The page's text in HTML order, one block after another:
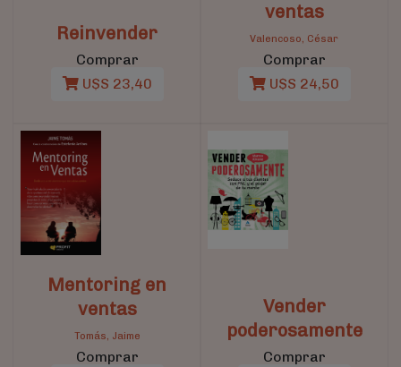
Reinvender
Comprar
U$S 23,40
ventas
Valencoso, César
Comprar
U$S 24,50
Mentoring en
ventas
Tomás, Jaime
Comprar
Vender
poderosamente
Comprar